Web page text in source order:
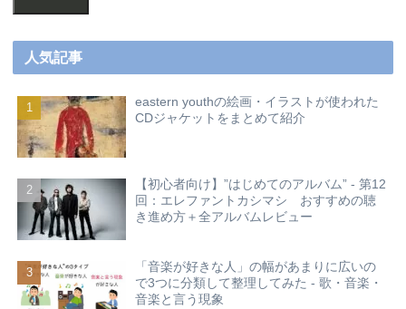
人気記事
eastern youthの絵画・イラストが使われた
CDジャケットをまとめて紹介
【初心者向け】”はじめてのアルバム” - 第12
回：エレファントカシマシ おすすめの聴
き進め方＋全アルバムレビュー
「音楽が好きな人」の幅があまりに広いの
で3つに分類して整理してみた - 歌・音楽・
音楽と言う現象